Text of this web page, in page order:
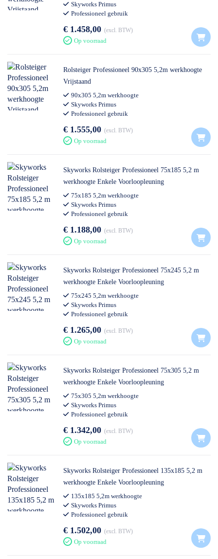
Skyworks Primus
Professioneel gebruik
€ 1.458,00 excl. BTW
Op voorraad
Rolsteiger Professioneel 90x305 5,2m werkhoogte
Vrijstaand
90x305 5,2m werkhoogte
Skyworks Primus
Professioneel gebruik
€ 1.555,00 excl. BTW
Op voorraad
Skyworks Rolsteiger Professioneel 75x185 5,2 m
werkhoogte Enkele Voorloopleuning
75x185 5,2m werkhoogte
Skyworks Primus
Professioneel gebruik
€ 1.188,00 excl. BTW
Op voorraad
Skyworks Rolsteiger Professioneel 75x245 5,2 m
werkhoogte Enkele Voorloopleuning
75x245 5,2m werkhoogte
Skyworks Primus
Professioneel gebruik
€ 1.265,00 excl. BTW
Op voorraad
Skyworks Rolsteiger Professioneel 75x305 5,2 m
werkhoogte Enkele Voorloopleuning
75x305 5,2m werkhoogte
Skyworks Primus
Professioneel gebruik
€ 1.342,00 excl. BTW
Op voorraad
Skyworks Rolsteiger Professioneel 135x185 5,2 m
werkhoogte Enkele Voorloopleuning
135x185 5,2m werkhoogte
Skyworks Primus
Professioneel gebruik
€ 1.502,00 excl. BTW
Op voorraad